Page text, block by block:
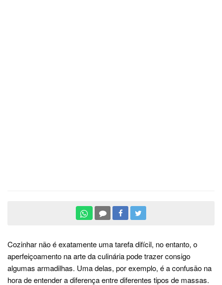
Cozinhar não é exatamente uma tarefa difícil, no entanto, o
aperfeiçoamento na arte da culinária pode trazer consigo
algumas armadilhas. Uma delas, por exemplo, é a confusão na
hora de entender a diferença entre diferentes tipos de massas.